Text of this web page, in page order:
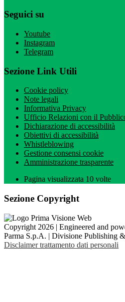
Seguici su
Youtube
Instagram
Telegram
Sezione Link Utili
Cookie policy
Note legali
Informativa Privacy
Ufficio Relazioni con il
Dichiarazione di accessibilità
Obiettivi di accessibilità
Whistleblowing
Gestione consensi cookie
Amministrazione trasparente
Pagina visualizzata 10 volte
Sezione Copyright
Copyright 2026 | Engineered and
Parma S.p.A. | Divisione Publishing
Disclaimer trattamento dati personali